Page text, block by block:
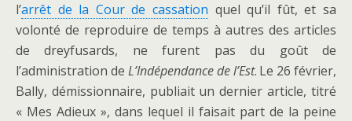
l’arrêt de la Cour de cassation quel qu’il fût, et sa
volonté de reproduire de temps à autres des articles
de dreyfusards, ne furent pas du goût de
l’administration de L’Indépendance de l’Est. Le 26 février,
Bally, démissionnaire, publiait un dernier article, titré
« Mes Adieux », dans lequel il faisait part de la peine